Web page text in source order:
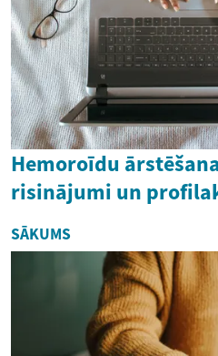
Hemoroīdu
risinājumi un
SĀKUMS